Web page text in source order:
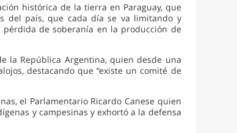
histórica de la tierra en Paraguay, que
del país, que cada día se va limitando y
de soberanía en la producción de
la República Argentina, quien desde una
destacando que “existe un comité de
el Parlamentario Ricardo Canese quien
y campesinas y exhortó a la defensa